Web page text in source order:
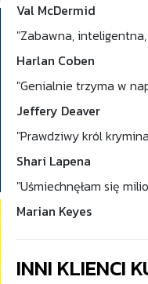
Val McDermid
"Zabawna,
Harlan Coben
"Genialnie trzyma w
Jeffery Deaver
"Prawdziwy król
Shari Lapena
"Uśmiechnęłam się
Marian Keyes
INNI KLIENCI